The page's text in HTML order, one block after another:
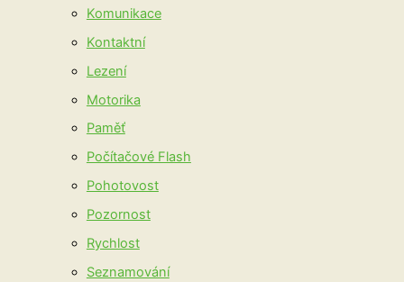
Komunikace
Kontaktní
Lezení
Motorika
Paměť
Počítačové Flash
Pohotovost
Pozornost
Rychlost
Seznamování